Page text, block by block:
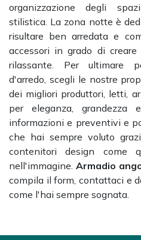
organizzazione degli
stilistica. La zona notte è
risultare ben arredata e
accessori in grado di
rilassante. Per ultimare
d'arredo, scegli le nostre
dei migliori produttori, letti,
per eleganza, grandezza
informazioni e preventivi e
che hai sempre voluto
contenitori design come
nell'immagine. Armadio
compila il form, contattaci e
come l'hai sempre sognata.